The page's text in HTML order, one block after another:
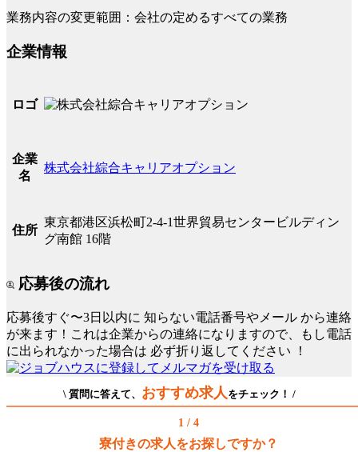
業務内容の変更範囲：会社の定めるすべての業務
企業情報
ロゴ
企業
名
株式会社綜合キャリアオプション
住所
東京都港区浜松町2-4-1世界貿易センタービルディン
グ南館 16階
応募後の流れ
応募後すぐ〜3日以内に 知らない電話番号やメール から連絡
が来ます！これは企業からの連絡になりますので、もし電話
に出られなかった場合は 必ず折り返してください ！
\ 質問に答えて、 おすすめ求人をチェック！ /
1 / 4
寮付きの求人をお探しですか？